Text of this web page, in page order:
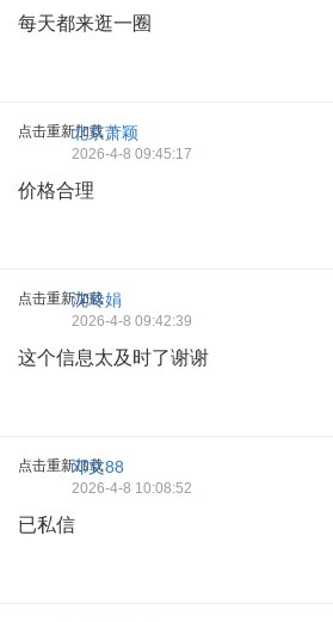
每天都来逛一圈
点击重新加载北京萧颖
2026-4-8 09:45:17
价格合理
点击重新加载
沈玲娟
2026-4-8 09:42:39
这个信息太及时了谢谢
点击重新加载
邓文88
2026-4-8 10:08:52
已私信